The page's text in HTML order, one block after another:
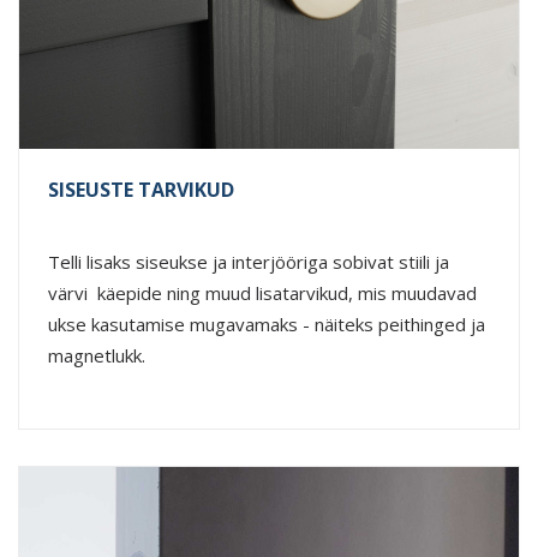
SISEUSTE TARVIKUD
Telli lisaks siseukse ja interjööriga sobivat stiili ja
värvi käepide ning muud lisatarvikud, mis muudavad
ukse kasutamise mugavamaks - näiteks peithinged ja
magnetlukk.